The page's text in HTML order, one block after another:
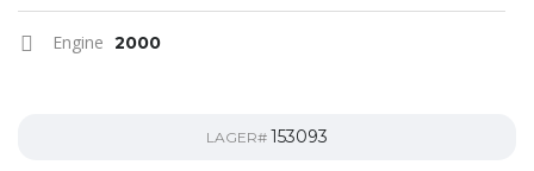
Engine 2000
LAGER# 153093